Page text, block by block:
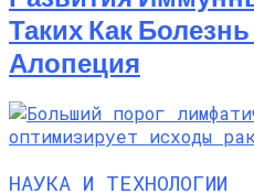
Таких Как
Алопеция
НАУКА И ТЕХНОЛОГИИ